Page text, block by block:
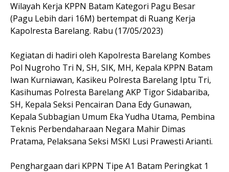
Wilayah Kerja KPPN Batam Kategori Pagu Besar
(Pagu Lebih dari 16M) bertempat di Ruang Kerja
Kapolresta Barelang. Rabu (17/05/2023)
Kegiatan di hadiri oleh Kapolresta Barelang Kombes
Pol Nugroho Tri N, SH, SIK, MH, Kepala KPPN Batam
Iwan Kurniawan, Kasikeu Polresta Barelang Iptu Tri,
Kasihumas Polresta Barelang AKP Tigor Sidabariba,
SH, Kepala Seksi Pencairan Dana Edy Gunawan,
Kepala Subbagian Umum Eka Yudha Utama, Pembina
Teknis Perbendaharaan Negara Mahir Dimas
Pratama, Pelaksana Seksi MSKI Lusi Prawesti Arianti.
Penghargaan dari KPPN Tipe A1 Batam Peringkat 1